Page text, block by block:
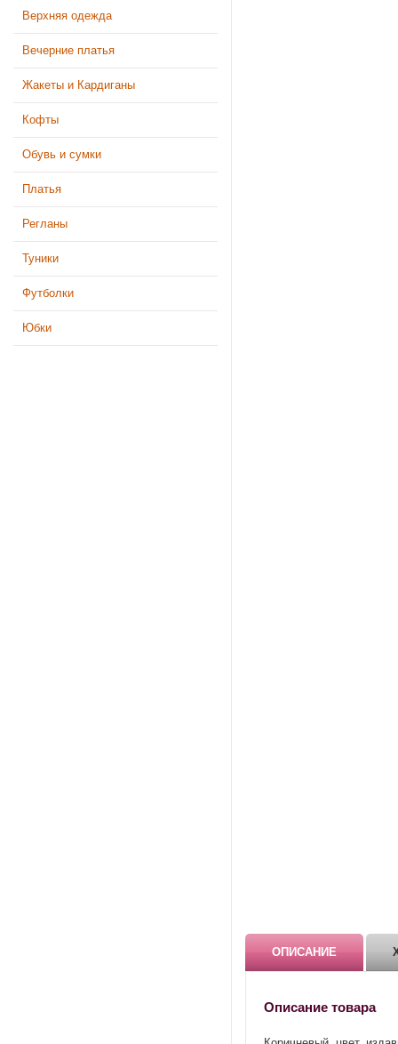
Верхняя одежда
Вечерние платья
Жакеты и Кардиганы
Кофты
Обувь и сумки
Платья
Регланы
Туники
Футболки
Юбки
ОПИСАНИЕ
Описание товара